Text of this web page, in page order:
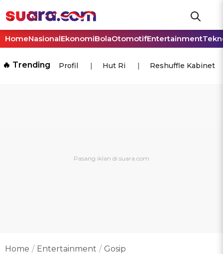
HomeNasionalEkonomiBolaOtomotifEntertainment
🔥 Trending Profil Hut Ri Reshuffle Kabinet
Home Entertainment Gosip